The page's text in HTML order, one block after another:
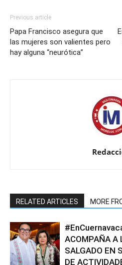
Previous article
Papa Francisco asegura que
las mujeres son valientes pero
hay alguna “neurótica”
RELATED ARTICLES MORE
ACOMPAÑA A
SALGADO EN
DE